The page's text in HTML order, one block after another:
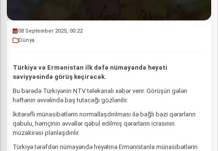
08 September 2025, 00:22
Dünya
Türkiyə və Ermənistan ilk dəfə nümayəndə heyəti
səviyyəsində görüş keçirəcək.
Bu barədə Türkiyənin NTV telekanalı xəbər verir. Görüşün gələn
həftənin əvvəlində baş tutacağı gözlənilir.
İkitərəfli münasibətlərin normallaşdırılması ilə bağlı bəzi qərarların
qəbulu, həmçinin əvvəllər qəbul edilmiş qərarların icrasının
müzakirəsi planlaşdırılır.
Türkiyə tərəfdən nümayəndə heyətinə Ermənistanla münasibətlərin